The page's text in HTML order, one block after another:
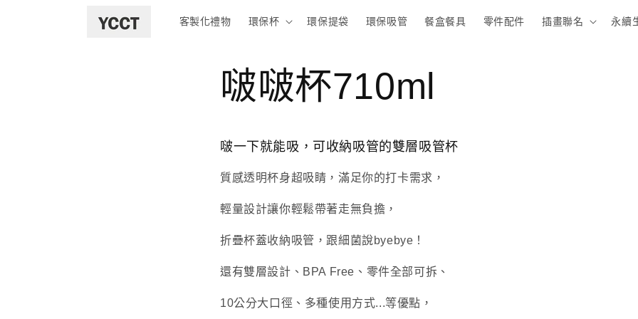
客製化禮物 環保杯 環保提袋 環保吸管 餐盒餐具 零件配件 插畫聯名 永續
啵啵杯710ml
啵一下就能吸，可收納吸管的雙層吸管杯
質感透明杯身超吸睛，滿足你的打卡需求，
輕量設計讓你輕鬆帶著走無負擔，
折疊杯蓋收納吸管，跟細菌說byebye！
還有雙層設計、BPA Free、零件全部可拆、
10公分大口徑、多種使用方式...等優點，